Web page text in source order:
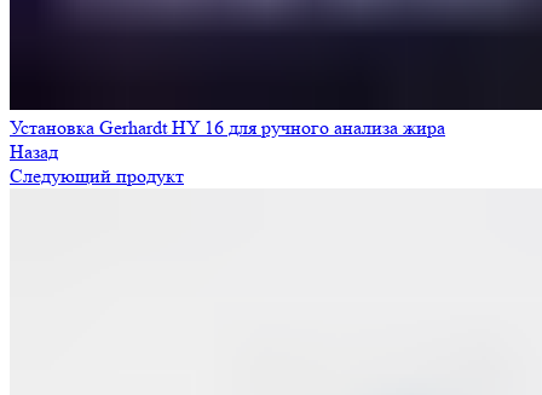
Установка Gerhardt HY 16 для ручного анализа жира
Назад
Следующий продукт